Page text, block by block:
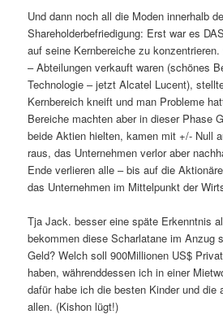
Und dann noch all die Moden innerhalb
Shareholderbefriedigung: Erst war es
auf seine Kernbereiche zu
– Abteilungen verkauft waren (schönes
Technologie – jetzt Alcatel Lucent),
Kernbereich kneift und man Probleme
Bereiche machten aber in dieser Phase
beide Aktien hielten, kamen mit +/- Null
raus, das Unternehmen verlor aber
Ende verlieren alle – bis auf die
das Unternehmen im Mittelpunkt der
Tja Jack. besser eine späte Erkenntnis
bekommen diese Scharlatane im Anzug
Geld? Welch soll 900Millionen US$
haben, währenddessen ich in einer
dafür habe ich die besten Kinder und die
allen. (Kishon lügt!)